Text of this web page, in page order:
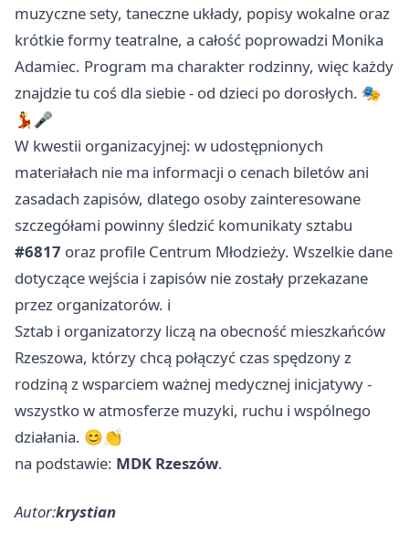
muzyczne sety, taneczne układy, popisy wokalne oraz
krótkie formy teatralne, a całość poprowadzi Monika
Adamiec. Program ma charakter rodzinny, więc każdy
znajdzie tu coś dla siebie - od dzieci po dorosłych. 🎭
💃🎤
W kwestii organizacyjnej: w udostępnionych
materiałach nie ma informacji o cenach biletów ani
zasadach zapisów, dlatego osoby zainteresowane
szczegółami powinny śledzić komunikaty sztabu
#6817 oraz profile Centrum Młodzieży. Wszelkie dane
dotyczące wejścia i zapisów nie zostały przekazane
przez organizatorów. ℹ️
Sztab i organizatorzy liczą na obecność mieszkańców
Rzeszowa, którzy chcą połączyć czas spędzony z
rodziną z wsparciem ważnej medycznej inicjatywy -
wszystko w atmosferze muzyki, ruchu i wspólnego
działania. 😊👏
na podstawie: MDK Rzeszów.
Autor:krystian